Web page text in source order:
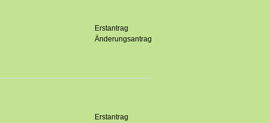
Erstantrag
Änderungsantrag
Erstantrag